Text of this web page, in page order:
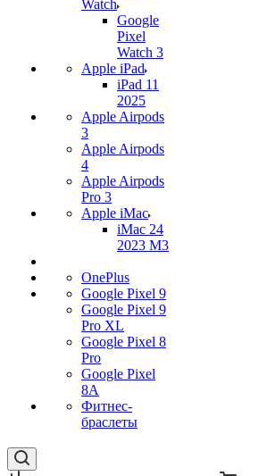
Watch
Google
Pixel
Watch 3
Apple iPad
iPad 11
2025
Apple Airpods
3
Apple Airpods
4
Apple Airpods
Pro 3
Apple iMac
iMac 24
2023 M3
OnePlus
Google Pixel 9
Google Pixel 9
Pro XL
Google Pixel 8
Pro
Google Pixel
8A
Фитнес-
браслеты